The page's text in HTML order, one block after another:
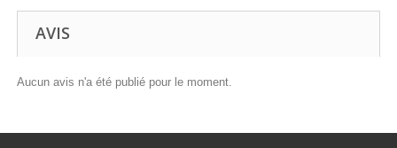
AVIS
Aucun avis n'a été publié pour le moment.